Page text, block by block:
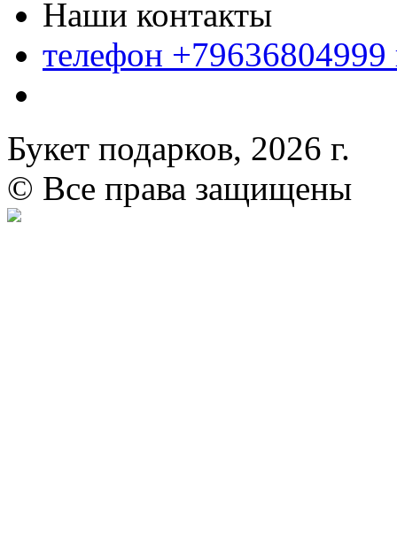
Наши контакты
телефон
Букет подарков, 2026 г.
© Все права защищены